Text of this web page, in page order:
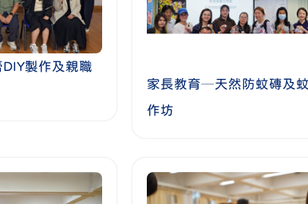
製作及親職
家長教育─天然防蚊磚及
作坊